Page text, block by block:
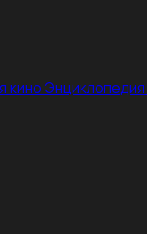
кино Энциклопедия